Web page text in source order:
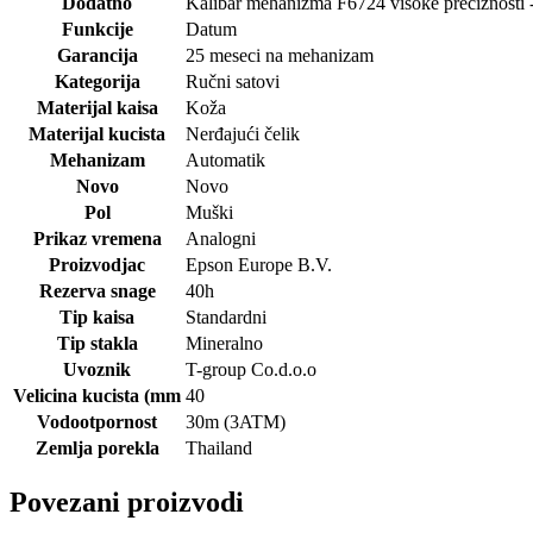
Funkcije
Datum
Garancija
25 meseci na mehanizam
Kategorija
Ručni satovi
Materijal kaisa
Koža
Materijal kucista
Nerđajući čelik
Mehanizam
Automatik
Novo
Novo
Pol
Muški
Prikaz vremena
Analogni
Proizvodjac
Epson Europe B.V.
Rezerva snage
40h
Tip kaisa
Standardni
Tip stakla
Mineralno
Uvoznik
T-group Co.d.o.o
Velicina kucista (mm 40
Vodootpornost
30m (3ATM)
Zemlja porekla
Thailand
Povezani proizvodi